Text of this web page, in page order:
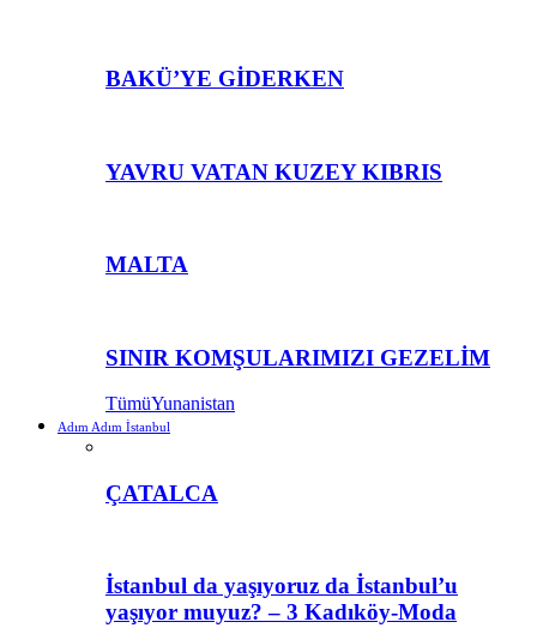
BAKÜ’YE GİDERKEN
YAVRU VATAN KUZEY KIBRIS
MALTA
SINIR KOMŞULARIMIZI GEZELİM
TümüYunanistan
Adım Adım İstanbul
ÇATALCA
İstanbul da yaşıyoruz da İstanbul’u
yaşıyor muyuz? – 3 Kadıköy-Moda